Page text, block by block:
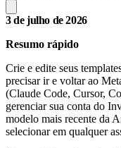
3 de julho de 2026
Resumo rápido
Crie e edite seus
precisar ir e voltar ao
(Claude Code, Cursor,
gerenciar sua conta do
modelo mais recente da
selecionar em qualquer